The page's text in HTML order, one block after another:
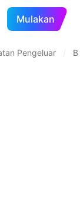
Mulakan
Pengeluar